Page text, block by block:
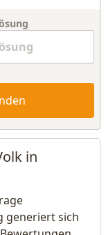
in
generiert sich